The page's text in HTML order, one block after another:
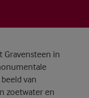
Gravensteen in
van
zoetwater en